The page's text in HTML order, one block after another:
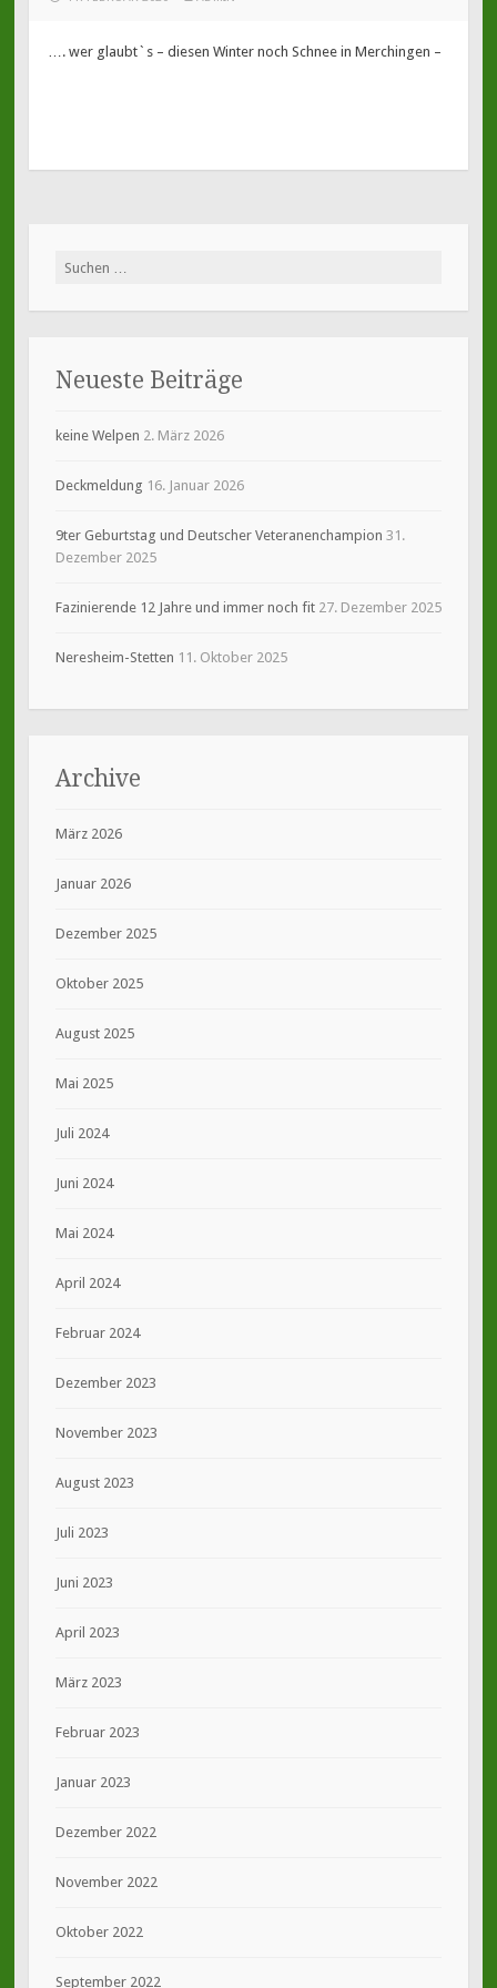
…. wer glaubt`s – diesen Winter noch Schnee in Merchingen –
Suche
Neueste Beiträge
keine Welpen 2. März 2026
Deckmeldung 16. Januar 2026
9ter Geburtstag und Deutscher Veteranenchampion 31.
Dezember 2025
Fazinierende 12 Jahre und immer noch fit 27. Dezember 2025
Neresheim-Stetten 11. Oktober 2025
Archive
März 2026
Januar 2026
Dezember 2025
Oktober 2025
August 2025
Mai 2025
Juli 2024
Juni 2024
Mai 2024
April 2024
Februar 2024
Dezember 2023
November 2023
August 2023
Juli 2023
Juni 2023
April 2023
März 2023
Februar 2023
Januar 2023
Dezember 2022
November 2022
Oktober 2022
September 2022